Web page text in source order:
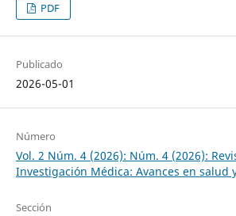
PDF
Publicado
2026-05-01
Número
Vol. 2 Núm. 4 (2026): Núm. 4 (2026):
Investigación Médica: Avances en salud
Sección